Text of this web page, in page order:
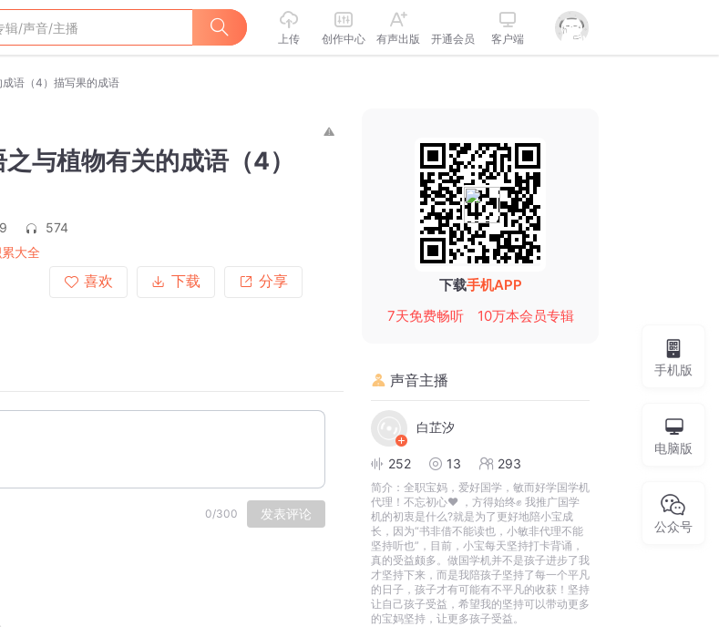
上传 创作中心 有声出版 开通会员 客户端
语（4）描写果的成语
与植物有关的成语（4）
574
大全
喜欢
下载 分享
0/300 发表评论
下载手机APP
7天免费畅听
10万本会员专辑
声音主播
白芷汐
252 13 293
简介： 全职宝妈，爱好国学，敏而好学国学机
代理！不忘初心❤ ，方得始终✊ 我推广国学
机的初衷是什么?就是为了更好地陪小宝成
长，因为“书非借不能读也，小敏非代理不能
坚持听也”，目前，小宝每天坚持打卡背诵，
真的受益颇多。做国学机并不是孩子进步了我
才坚持下来，而是我陪孩子坚持了每一个平凡
的日子，孩子才有可能有不平凡的收获！坚持
让自己孩子受益，希望我的坚持可以带动更多
的宝妈坚持，让更多孩子受益。
手机版
电脑版
公众号